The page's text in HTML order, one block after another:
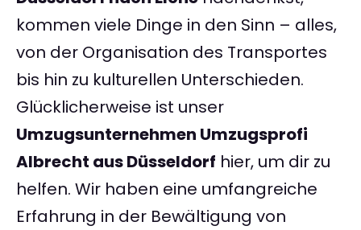
kommen viele Dinge in den Sinn – alles,
von der Organisation des Transportes
bis hin zu kulturellen Unterschieden.
Glücklicherweise ist unser
Umzugsunternehmen Umzugsprofi
Albrecht aus Düsseldorf hier, um dir zu
helfen. Wir haben eine umfangreiche
Erfahrung in der Bewältigung von